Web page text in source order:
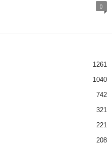
0
1261
1040
742
321
221
208